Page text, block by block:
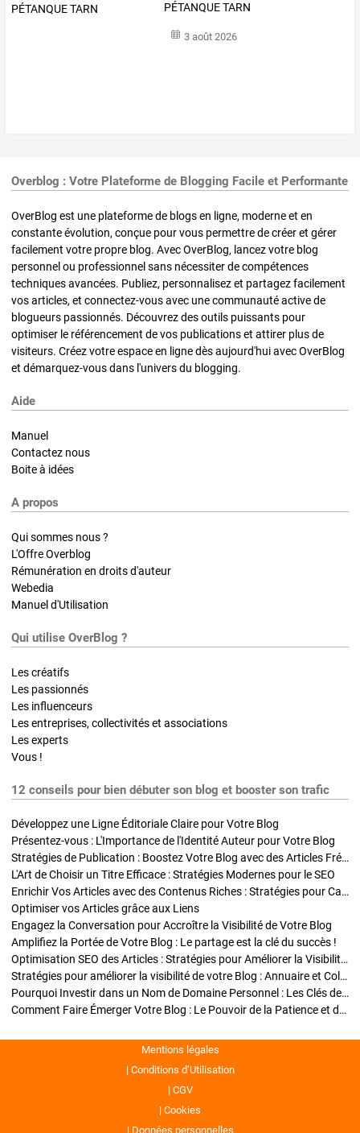
PÉTANQUE TARN
3 août 2026
Overblog : Votre Plateforme de Blogging Facile et Performante
OverBlog est une plateforme de blogs en ligne, moderne et en
constante évolution, conçue pour vous permettre de créer et gérer
facilement votre propre blog. Avec OverBlog, lancez votre blog
personnel ou professionnel sans nécessiter de compétences
techniques avancées. Publiez, personnalisez et partagez facilement
vos articles, et connectez-vous avec une communauté active de
blogueurs passionnés. Découvrez des outils puissants pour
optimiser le référencement de vos publications et attirer plus de
visiteurs. Créez votre espace en ligne dès aujourd'hui avec OverBlog
et démarquez-vous dans l'univers du blogging.
Aide
Manuel
Contactez nous
Boite à idées
A propos
Qui sommes nous ?
L'Offre Overblog
Rémunération en droits d'auteur
Webedia
Manuel d'Utilisation
Qui utilise OverBlog ?
Les créatifs
Les passionnés
Les influenceurs
Les entreprises, collectivités et associations
Les experts
Vous !
12 conseils pour bien débuter son blog et booster son trafic
Développez une Ligne Éditoriale Claire pour Votre Blog
Présentez-vous : L'Importance de l'Identité Auteur pour Votre Blog
Stratégies de Publication : Boostez Votre Blog avec des Articles Fréquents et Exclusifs
L'Art de Choisir un Titre Efficace : Stratégies Modernes pour le SEO
Enrichir Vos Articles avec des Contenus Riches : Stratégies pour Captiver et Optimiser
Optimiser vos Articles grâce aux Liens
Engagez la Conversation pour Accroître la Visibilité de Votre Blog
Amplifiez la Portée de Votre Blog : Le partage est la clé du succès !
Optimisation SEO des Articles : Stratégies pour Améliorer la Visibilité de Votre Blog
Stratégies pour améliorer la visibilité de votre Blog : Annuaire et Collaborations
Pourquoi Investir dans un Nom de Domaine Personnel : Les Clés de la Réussite de Votre Blog
Comment Faire Émerger Votre Blog : Le Pouvoir de la Patience et de la Persévérance
Mentions légales
Conditions d’Utilisation
CGV
Cookies
Données personnelles